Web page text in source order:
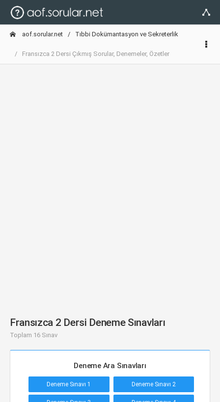
aof.sorular.net Tıbbi Dokümantasyon ve Sekreterlik
Fransızca 2 Dersi Çıkmış Sorular, Denemeler, Özetler
Fransızca 2 Dersi Deneme Sınavları
Toplam 16 Sınav
Deneme Ara Sınavları
Deneme Sınavı 1 Deneme Sınavı 2